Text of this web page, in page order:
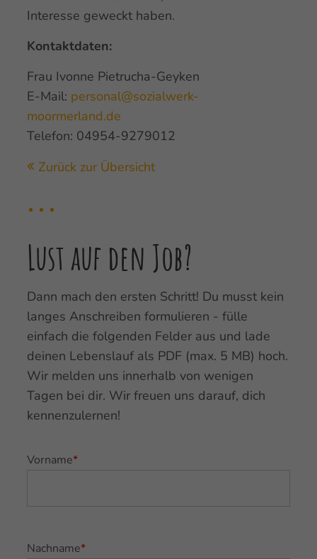
Interesse geweckt haben.
Kontaktdaten:
Frau Ivonne Pietrucha-Geyken
E-Mail: personal@sozialwerk-
moormerland.de
Telefon: 04954-9279012
Zurück zur Übersicht
Lust auf den Job?
Dann mach den ersten Schritt! Du musst kein
langes Anschreiben formulieren - fülle
einfach die folgenden Felder aus und lade
deinen Lebenslauf als PDF (max. 5 MB) hoch.
Wir melden uns innerhalb von wenigen
Tagen bei dir. Wir freuen uns darauf, dich
kennenzulernen!
Vorname*
Nachname*